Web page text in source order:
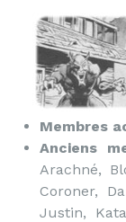
Membres
Anciens
Arachné,
Coroner,
Justin,